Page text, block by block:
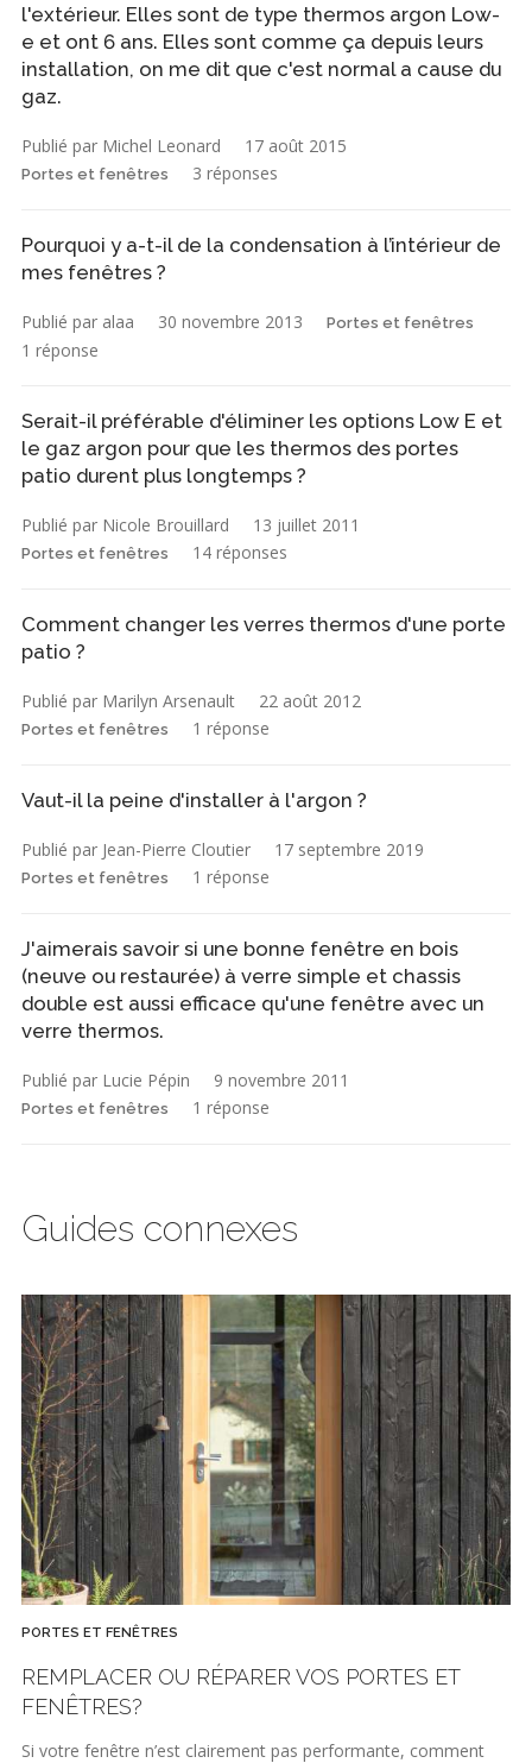
l'extérieur. Elles sont de type thermos argon Low-
e et ont 6 ans. Elles sont comme ça depuis leurs
installation, on me dit que c'est normal a cause du
gaz.
Publié par Michel Leonard 17 août 2015
Portes et fenêtres 3 réponses
Pourquoi y a-t-il de la condensation à l’intérieur de
mes fenêtres ?
Publié par alaa 30 novembre 2013 Portes et fenêtres
1 réponse
Serait-il préférable d'éliminer les options Low E et
le gaz argon pour que les thermos des portes
patio durent plus longtemps ?
Publié par Nicole Brouillard 13 juillet 2011
Portes et fenêtres 14 réponses
Comment changer les verres thermos d'une porte
patio ?
Publié par Marilyn Arsenault 22 août 2012
Portes et fenêtres 1 réponse
Vaut-il la peine d'installer à l'argon ?
Publié par Jean-Pierre Cloutier 17 septembre 2019
Portes et fenêtres 1 réponse
J'aimerais savoir si une bonne fenêtre en bois
(neuve ou restaurée) à verre simple et chassis
double est aussi efficace qu'une fenêtre avec un
verre thermos.
Publié par Lucie Pépin 9 novembre 2011
Portes et fenêtres 1 réponse
Guides connexes
PORTES ET FENÊTRES
REMPLACER OU RÉPARER VOS PORTES ET
FENÊTRES?
Si votre fenêtre n’est clairement pas performante, comment